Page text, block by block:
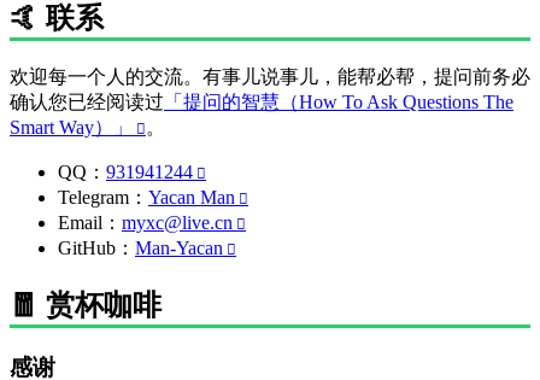
🤙 联系
欢迎每一个人的交流。有事儿说事儿，能帮必帮，提问前务必
确认您已经阅读过 「提问的智慧（How To Ask Questions The
Smart Way）」
。
QQ： 931941244
Telegram： Yacan Man
Email： myxc@live.cn
GitHub： Man-Yacan
🧧 赏杯咖啡
感谢